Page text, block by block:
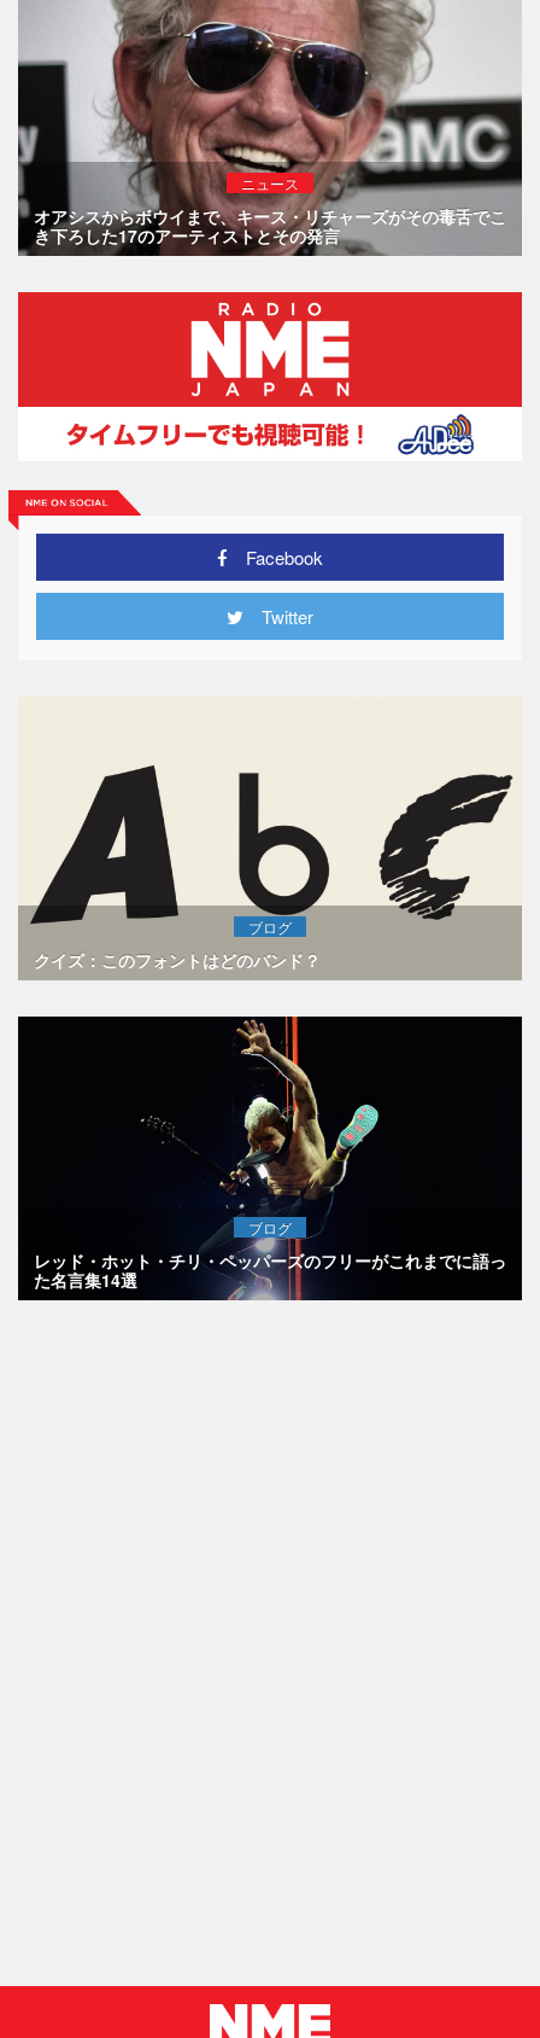
ニュース
オアシスからボウイまで、キース・リチャーズがその毒舌でこ
き下ろした17のアーティストとその発言
Facebook
Twitter
ブログ
クイズ：このフォントはどのバンド？
ブログ
レッド・ホット・チリ・ペッパーズのフリーがこれまでに語っ
た名言集14選